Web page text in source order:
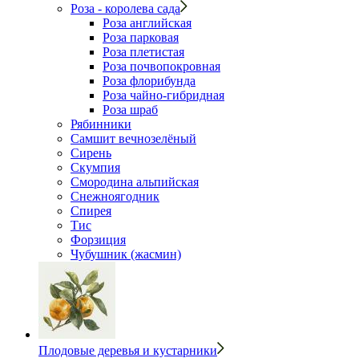
Роза - королева сада
Роза английская
Роза парковая
Роза плетистая
Роза почвопокровная
Роза флорибунда
Роза чайно-гибридная
Роза шраб
Рябинники
Самшит вечнозелёный
Сирень
Скумпия
Смородина альпийская
Снежноягодник
Спирея
Тис
Форзиция
Чубушник (жасмин)
Плодовые деревья и кустарники